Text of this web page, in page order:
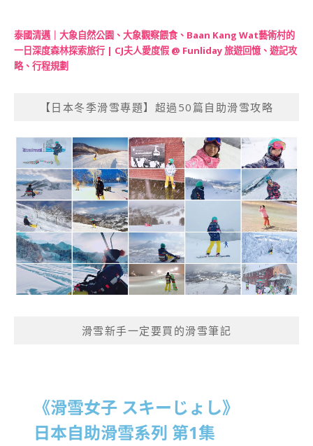
泰國清邁｜大象自然公園、大象觀察餵食、Baan Kang Wat藝術村的
一日深度森林探索旅行 | CJ夫人愛度假 @ Funliday 旅遊回憶、遊記攻
略、行程規劃
【日本冬季滑雪專題】超過50篇自助滑雪攻略
滑雪新手一定要買的滑雪筆記